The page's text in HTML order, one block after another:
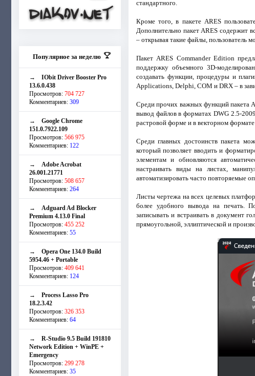
Популярное за неделю
→ IObit Driver Booster Pro
13.6.0.438
Просмотров: 704 727
Комментариев: 309
→ Google Chrome
151.0.7922.109
Просмотров: 566 975
Комментариев: 122
→ Adobe Acrobat
26.001.21771
Просмотров: 508 657
Комментариев: 264
→ Adguard Ad Blocker
Premium 4.13.0 Final
Просмотров: 455 252
Комментариев: 55
→ Opera One 134.0 Build
5954.46 + Portable
Просмотров: 409 641
Комментариев: 124
→ Process Lasso Pro
18.2.3.42
Просмотров: 326 353
Комментариев: 64
→ R-Studio 9.5 Build 191810
Network Edition + WinPE +
Emergency
Просмотров: 299 278
Комментариев: 35
стандартного.
Кроме того, в пакете ARES
Дополнительно пакет ARES содержит
– открывая такие файлы, пользователь
Пакет ARES Commander Edition
поддержку объемного 3D-
создавать функции, процедуры и
Applications, Delphi, COM и DRX – в
Среди прочих важных функций пакета
вывод файлов в форматах DWG 2.5-
растровой форме и в векторном формате
Среди главных достоинств пакета
который позволяет вводить и
элементам и обновляются
настраивать виды на листах,
автоматизировать часто повторяемые
Листы чертежа на всех целевых
более удобного вывода на печать.
записывать и встраивать в документ
прямоугольной, эллиптической и